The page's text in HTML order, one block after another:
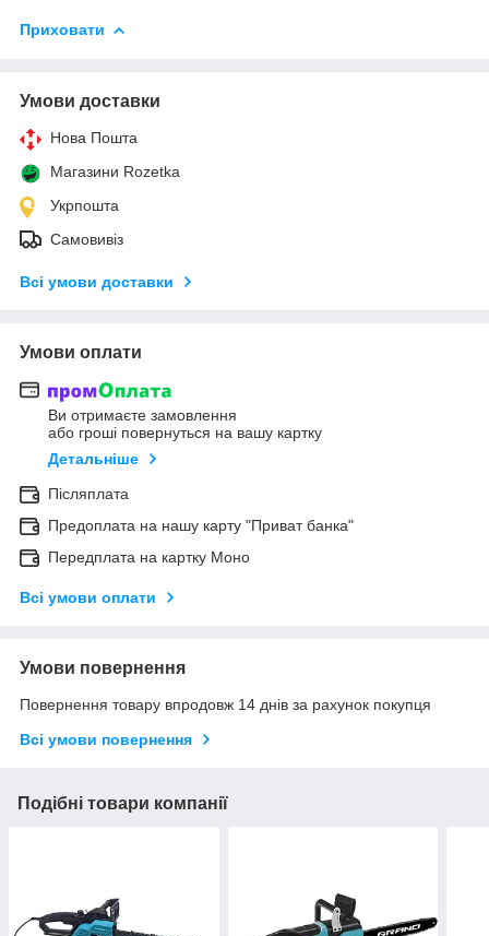
Приховати
Умови доставки
Нова Пошта
Магазини Rozetka
Укрпошта
Самовивіз
Всі умови доставки
Умови оплати
Ви отримаєте замовлення
або гроші повернуться на вашу картку
Детальніше
Післяплата
Предоплата на нашу карту "Приват банка"
Передплата на картку Моно
Всі умови оплати
Умови повернення
Повернення товару впродовж 14 днів за рахунок покупця
Всі умови повернення
Подібні товари компанії